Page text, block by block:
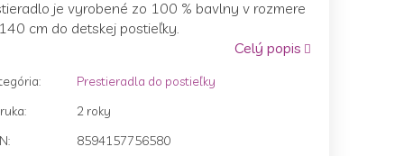
je vyrobené zo 100 % bavlny v rozmere
cm do detskej postieľky.
Celý popis
:
Prestieradla do postieľky
:
2 roky
:
8594157756580